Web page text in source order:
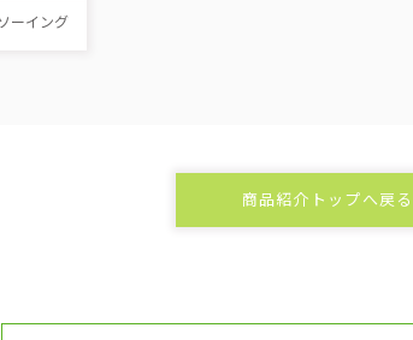
ーイング
商品紹介トップへ戻る